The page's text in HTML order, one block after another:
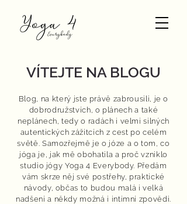
VÍTEJTE NA BLOGU
Blog, na který jste právě zabrousili, je o
dobrodružstvích, o plánech a také
neplánech, tedy o radách i velmi silných
autentických zážitcích z cest po celém
světě. Samozřejmě je o józe a o tom, co
jóga je, jak mě obohatila a proč vzniklo
studio jógy Yoga 4 Everybody. Předám
vám skrze něj své postřehy, praktické
návody, občas to budou malá i velká
nadšení a někdy možná i intimní zpovědi.